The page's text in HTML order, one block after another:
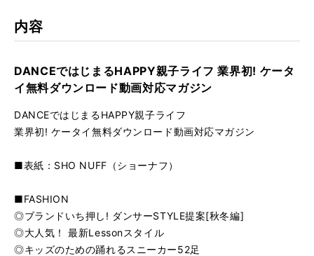
内容
DANCEではじまるHAPPY親子ライフ 業界初! ケータ
イ無料ダウンロード動画対応マガジン
DANCEではじまるHAPPY親子ライフ
業界初! ケータイ無料ダウンロード動画対応マガジン
■表紙：SHO NUFF（ショーナフ）
■FASHION
◎ブランドいち押し! ダンサーSTYLE提案[秋冬編]
◎大人気！ 最新Lessonスタイル
◎キッズのための踊れるスニーカー52足